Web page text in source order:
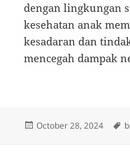
dengan lingkungan
kesehatan anak
kesadaran dan
mencegah dampak
Posted
October 28, 2024